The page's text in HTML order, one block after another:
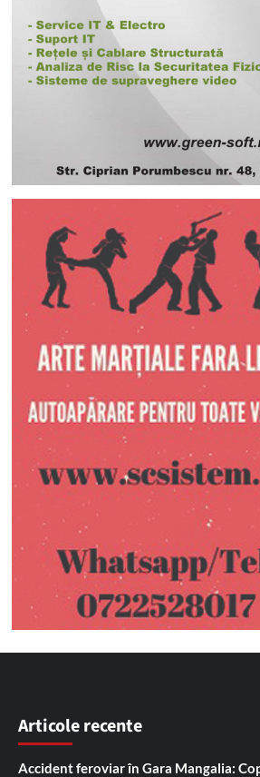
Articole recente
Accident feroviar în Gara Mangalia: